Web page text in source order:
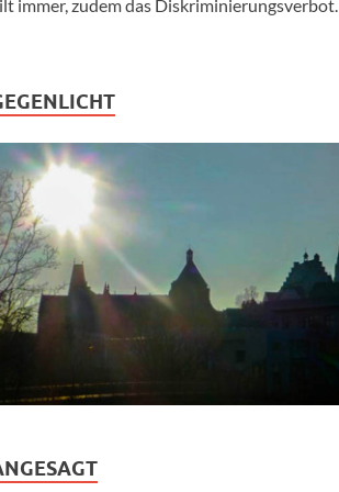
immer, zudem das Diskriminierungsverbot.